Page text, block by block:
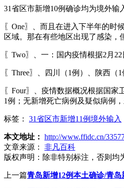
31省区市新增10例确诊均为境外输
〖One〗、而且在进入下半年的时
区域。那在有些地区出现了感染，
〖Two〗、一：国内疫情根据2月
〖Three〗、四川（1例）、陕西（
〖Four〗、疫情数据概况根据国
1例；无新增死亡病例及疑似病例
标签： 31省区市新增11例境外输入
本文地址： http://www.ffidc.cn/
文章来源：
非凡百科
版权声明： 除非特别标注，否则均
上一篇青岛新增12例本土确诊/青